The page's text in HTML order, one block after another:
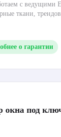
с ведущими
ткани,
о гарантии
окна под